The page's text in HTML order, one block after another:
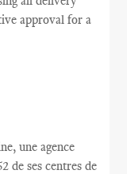
approval for a
une agence
de ses centres de